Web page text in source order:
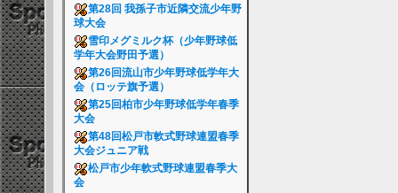
第28回 我孫子市近隣交流少年野
球大会
雪印メグミルク杯（少年野球低
学年大会野田予選）
第26回流山市少年野球低学年大
会（ロッテ旗予選）
第25回柏市少年野球低学年春季
大会
第48回松戸市軟式野球連盟春季
大会ジュニア戦
松戸市少年軟式野球連盟春季大
会